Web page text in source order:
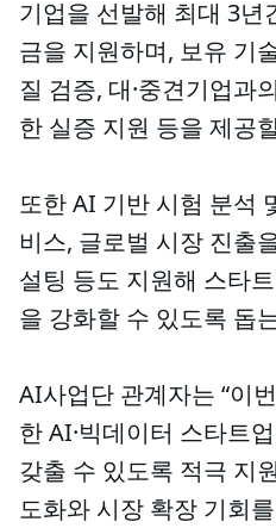
기업을 선발해 최대 3년
금을 지원하며, 보유 기
질 검증, 대·중견기업과
한 실증 지원 등을 제공
또한 AI 기반 시험 분석
비스, 글로벌 시장 진출
설팅 등도 지원해 스타
을 강화할 수 있도록 돕
AI사업단 관계자는 “이
한 AI·빅데이터 스타트
갖출 수 있도록 적극 지
도화와 시장 확장 기회